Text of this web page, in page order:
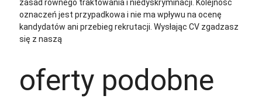
zasad równego traktowania i niedyskryminacji. Kolejność
oznaczeń jest przypadkowa i nie ma wpływu na ocenę
kandydatów ani przebieg rekrutacji. Wysłając CV zgadzasz
się z naszą
oferty podobne